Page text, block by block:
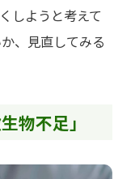
しようと考えて
、見直してみる
物不足」